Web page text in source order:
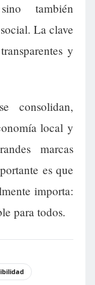
también
La clave
y
consolidan,
local y
marcas
es que
importa:
para todos.